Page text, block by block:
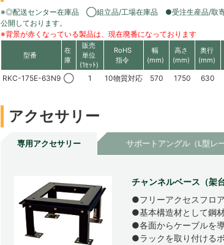
※◎配送センター在庫品 ◯組立品/工場在庫品 ●受注生産品/取
公開しております。
※背景が赤くなっている製品は、現在廃番になっております
型番
在
庫
販売
単位
(1ｾｯﾄ)
RoHS
指令
幅
(mm)
高さ
(mm)
奥行
(mm)
RKC-175E-63N9 ◯ 1 10物質対応 570 1750 630
アクセサリー
専用アクセサリー サポートアングル（L型レー
チャンネルベース（架
●フリーアクセスフロ
●基本構造材として鋼
●各面からケーブルを導
●ラックを取り付ける